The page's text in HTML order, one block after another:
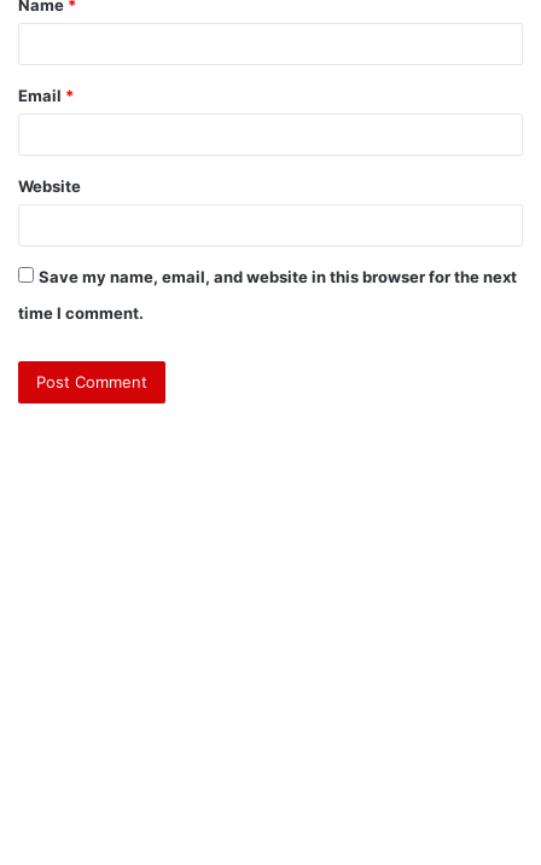
Name *
Email *
Website
Save my name, email, and website in this browser for the next
time I comment.